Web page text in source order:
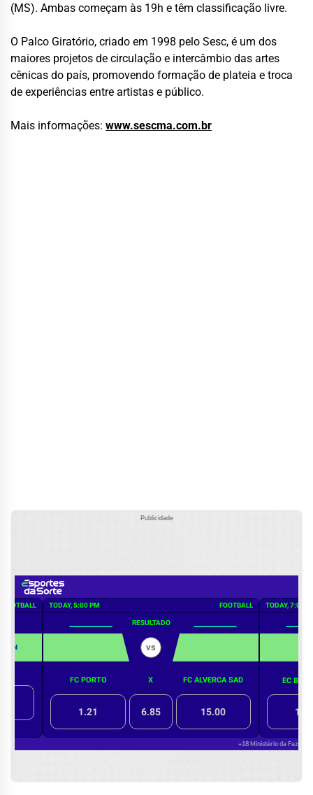
(MS). Ambas começam às 19h e têm classificação livre.
O Palco Giratório, criado em 1998 pelo Sesc, é um dos
maiores projetos de circulação e intercâmbio das artes
cênicas do país, promovendo formação de plateia e troca
de experiências entre artistas e público.
Mais informações: www.sescma.com.br
Publicidade